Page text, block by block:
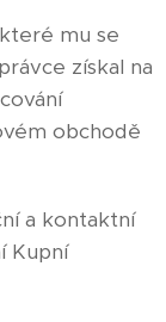
mu se
získal na
obchodě
a kontaktní
Kupní